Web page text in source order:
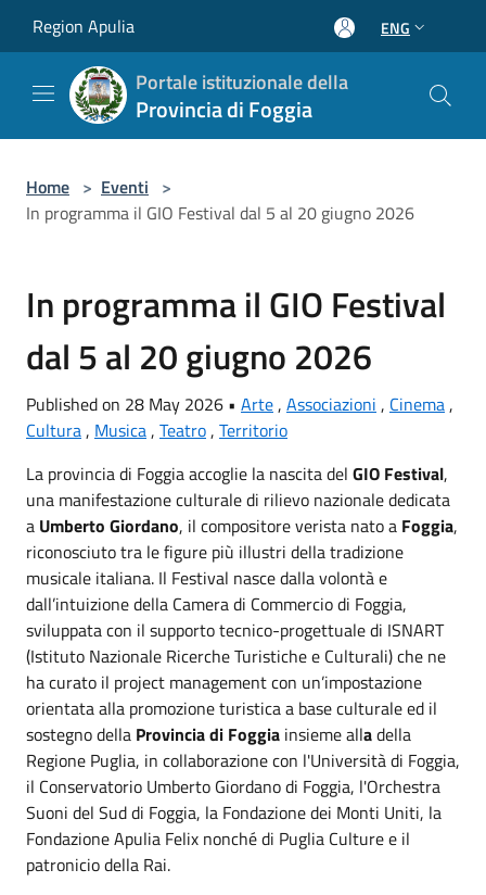
Region Apulia ENG
Portale istituzionale della
Provincia di Foggia
Home > Eventi >
In programma il GIO Festival dal 5 al 20 giugno 2026
In programma il GIO Festival
dal 5 al 20 giugno 2026
Published on 28 May 2026 • Arte , Associazioni , Cinema ,
Cultura , Musica , Teatro , Territorio
La provincia di Foggia accoglie la nascita del GIO Festival,
una manifestazione culturale di rilievo nazionale dedicata
a Umberto Giordano, il compositore verista nato a Foggia,
riconosciutotra le figure più illustri della tradizione
musicale italiana. Il Festival nasce dalla volontà e
dall’intuizione della Camera di Commercio di Foggia,
sviluppata con il supporto tecnico-progettuale di ISNART
(Istituto Nazionale Ricerche Turistiche e Culturali) che ne
ha curato il project management con un’impostazione
orientata alla promozione turistica a base culturale ed il
sostegno della Provincia di Foggia insieme alladella
Regione Puglia, in collaborazione con l'Università di Foggia,
il Conservatorio Umberto Giordano di Foggia, l'Orchestra
Suoni del Sud di Foggia, la Fondazione dei Monti Uniti, la
Fondazione Apulia Felix nonché di Puglia Culture e il
patronicio della Rai.